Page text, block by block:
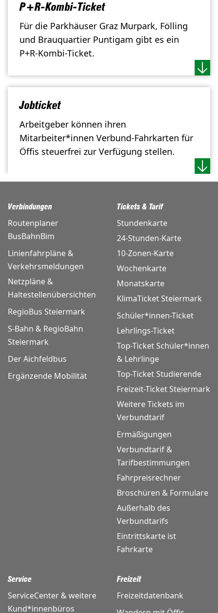
P+R-Kombi-Ticket
Für die Parkhäuser Graz Murpark, Fölling
und Brauquartier Puntigam gibt es ein
P+R-Kombi-Ticket.
Jobticket
Arbeitgeber können ihren
Mitarbeiter*innen Verbund-Fahrkarten für
Öffis steuerfrei zur Verfügung stellen.
Verbindungen
Routenplaner
BusBahnBim
Linienfahrpläne &
Verkehrsmeldungen
Netzpläne &
Haltestellenübersichten
RegioBus Steiermark
S-Bahn & RegioBahn
Steiermark
Der Aichfeldbus
Ergänzende Mobilität
Tickets & Tarif
Stundenkarte
24-Stunden-Karte
10-Zonen-Karte
Wochenkarte
Monatskarte
KlimaTicket Steiermark
Schüler*innen-Ticket
Lehrlings-Ticket
Top-Ticket Schüler*innen
& Lehrlinge
Top-Ticket Studierende
Freizeit-Ticket Steiermark
Weitere Tickets im
Verbundtarif
Ermäßigungen
Verbundtarif &
Tarifbestimmungen
Fahrpreisrechner
Broschüren & Formulare
Außerhalb des
Verbundtarifs
Eintrittskarte ist
Fahrkarte
Service
ServiceCenter & weitere
Kund*innenbüros
Freizeit
Freizeitdatenbank